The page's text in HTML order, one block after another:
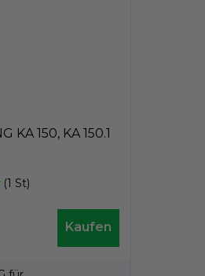
KA 150, KA 150.1
(1 St)